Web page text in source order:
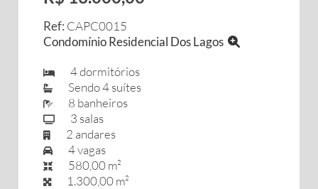
Ref: CAPC0015
Condomínio Residencial Dos Lagos
4 dormitórios
Sendo 4 suítes
8 banheiros
3 salas
2 andares
4 vagas
580,00 m²
1.300,00 m²